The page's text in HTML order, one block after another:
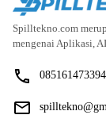
Spilltekno.com
mengenai Aplikasi,
085161473394